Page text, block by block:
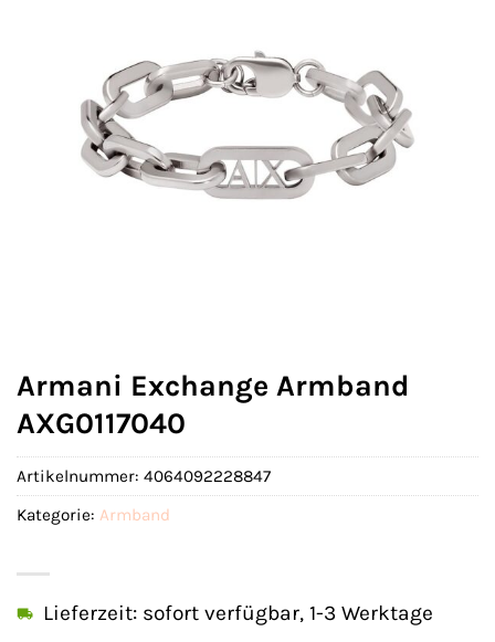
Armani Exchange Armband
AXG0117040
Lieferzeit: sofort verfügbar, 1-3 Werktage
Artikelnummer: 4064092228847
Kategorie: Armband